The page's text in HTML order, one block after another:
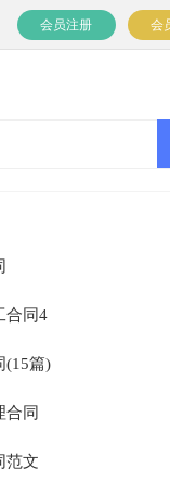
会
会员注册
合同4
(15篇)
合同
范文